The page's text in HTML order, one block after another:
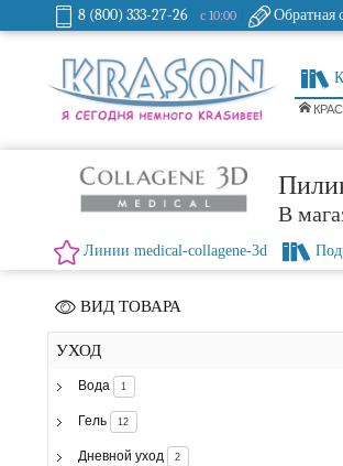
8 (800) 333-27-26 с 10:00 Обратная
В
Линии medical-collagene-3d
ВИД ТОВАРА
УХОД
Вода 1
Гель 12
Дневной уход 2